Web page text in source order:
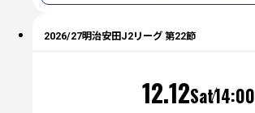
2026/27明治安田J2リーグ 第22節
12.12
（土）
Sat14:00